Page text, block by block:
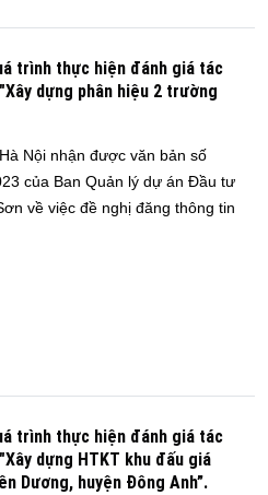
trình thực hiện đánh giá tác
dựng phân hiệu 2 trường
Nội nhận được văn bản số
của Ban Quản lý dự án Đầu tư
về việc đề nghị đăng thông tin
trình thực hiện đánh giá tác
dựng HTKT khu đấu giá
Dương, huyện Đông Anh”.